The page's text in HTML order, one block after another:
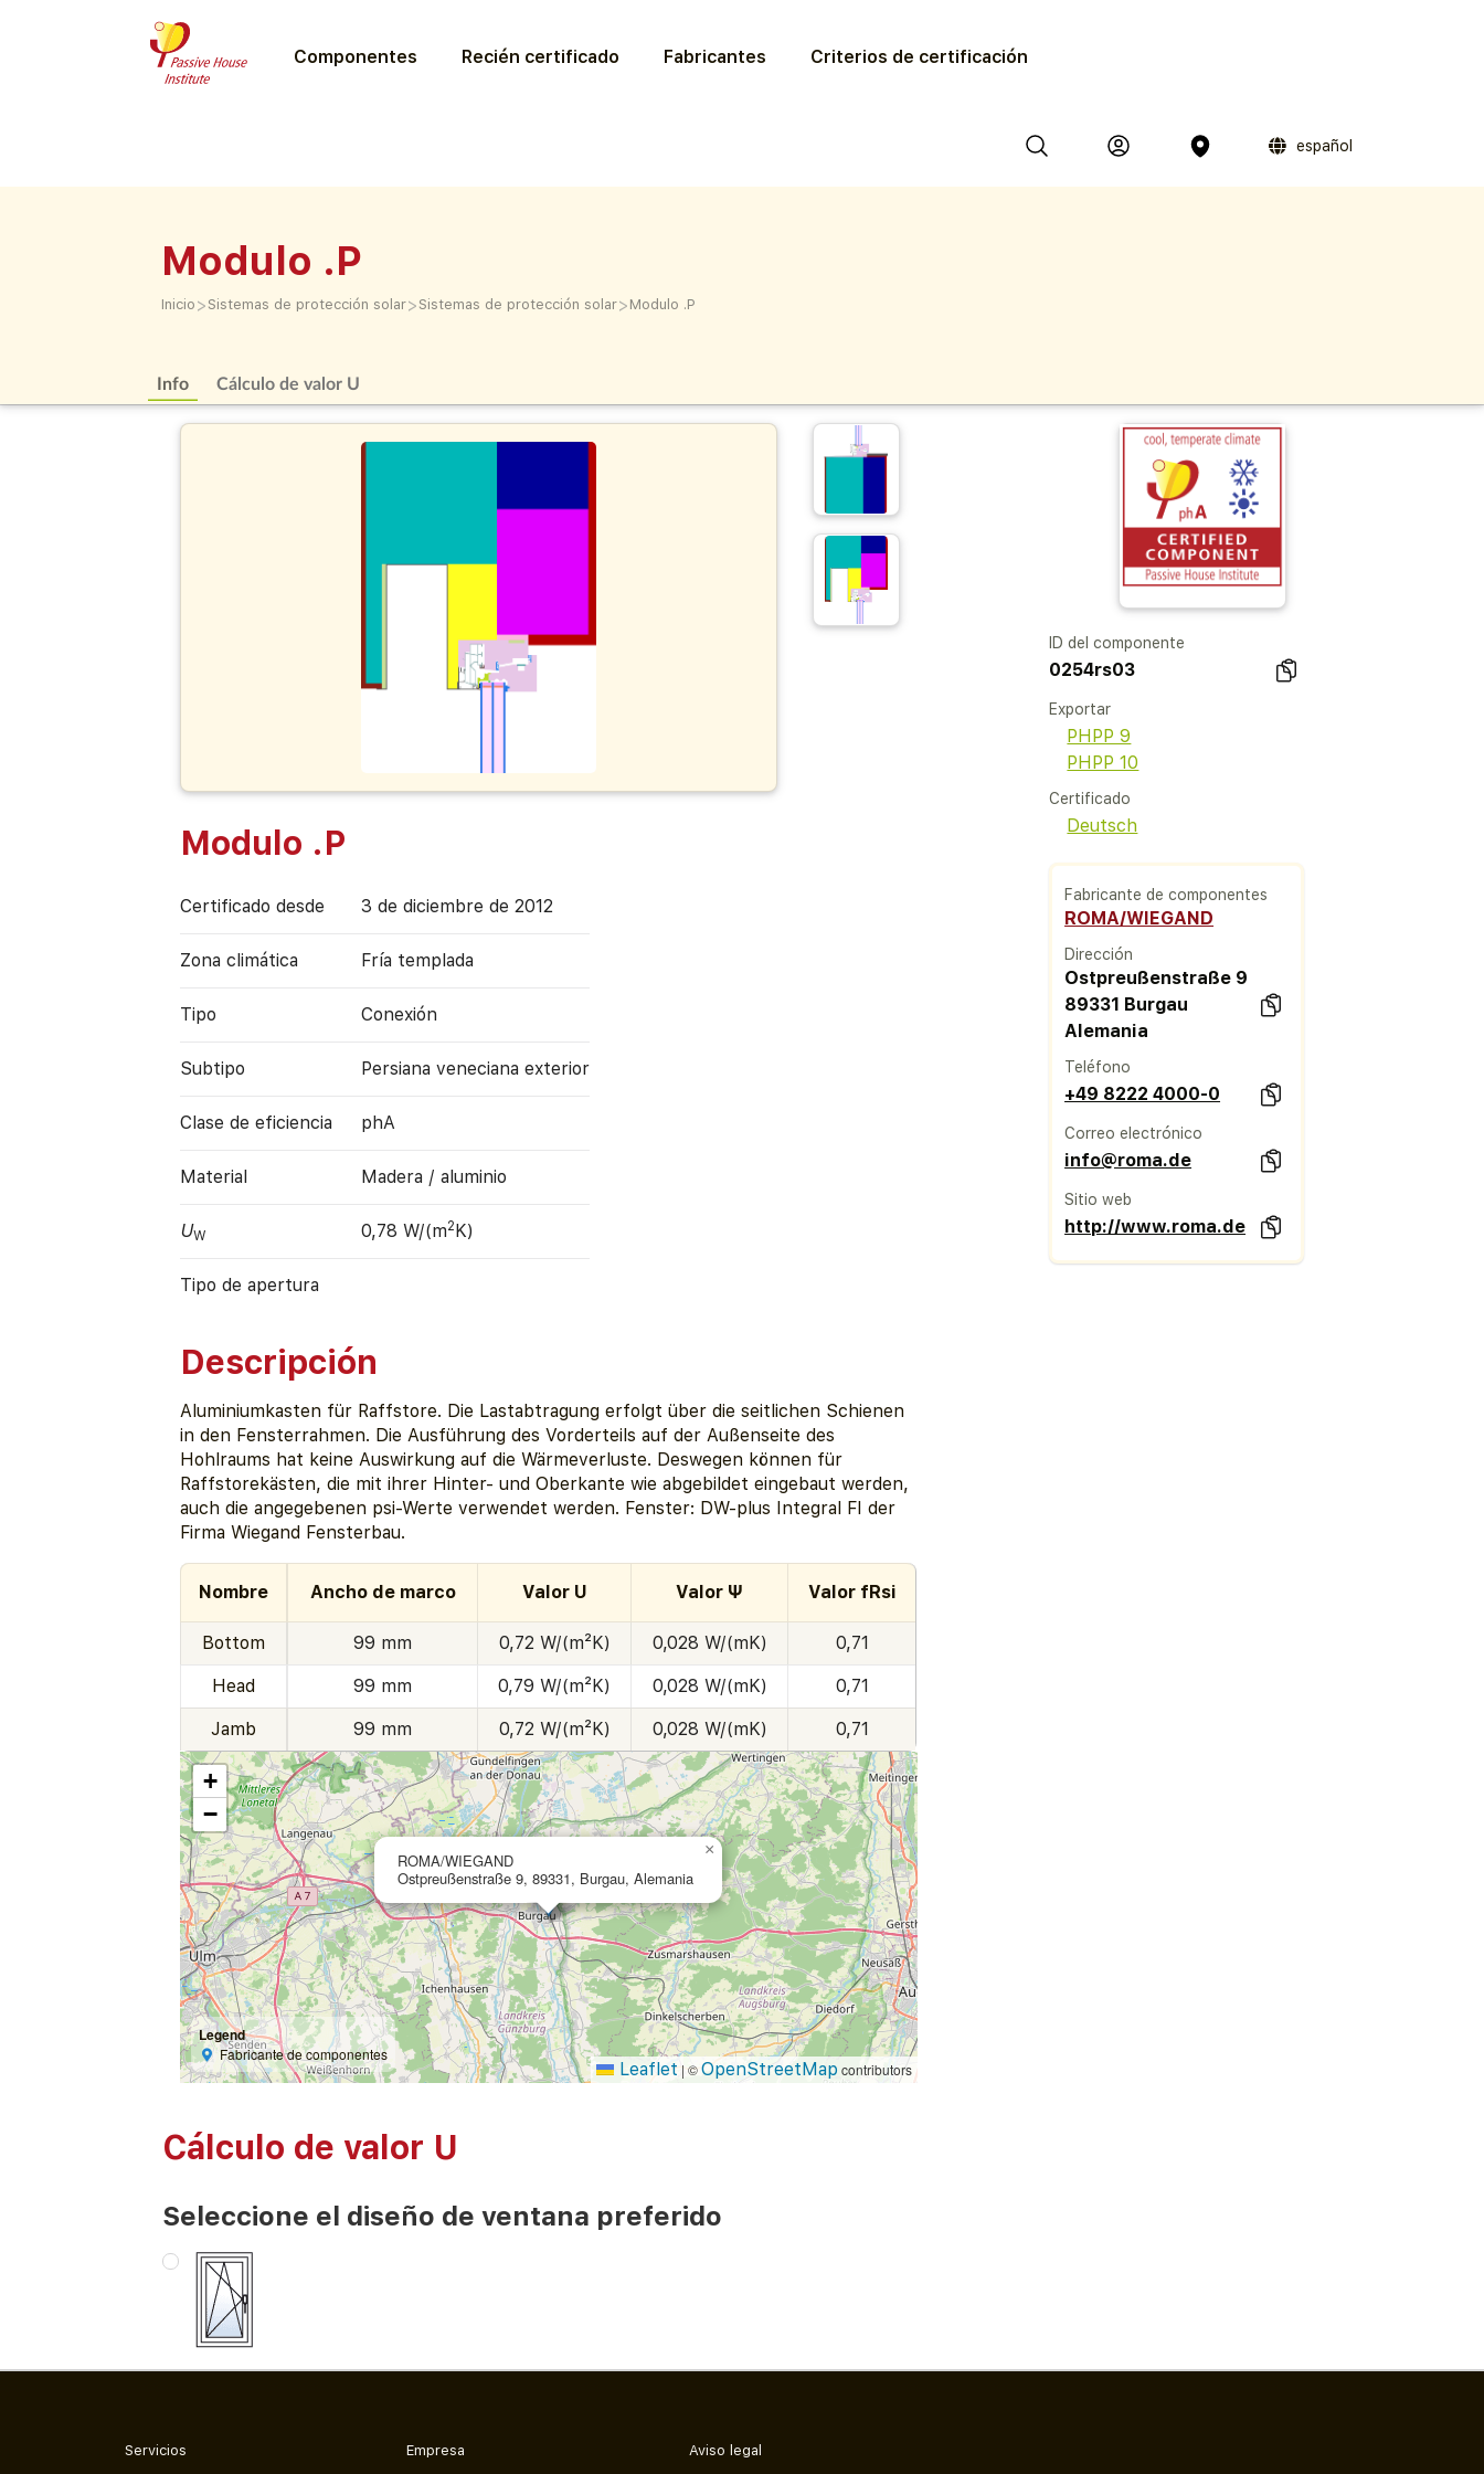
Componentes Recién certificado Fabricantes Criterios de certificación
español
Modulo .P
Inicio > Sistemas de protección solar> Sistemas de protección solar> Modulo .P
Info Cálculo de valor U
Modulo .P
Certificado desde 3 de diciembre de 2012
Zona climática Fría templada
Tipo Conexión
Subtipo Persiana veneciana exterior
Clase de eficiencia phA
Material Madera / aluminio
UW 0,78 W/(m2K)
Tipo de apertura
Descripción
Aluminiumkasten für Raffstore. Die Lastabtragung erfolgt über die seitlichen Schienen
in den Fensterrahmen. Die Ausführung des Vorderteils auf der Außenseite des
Hohlraums hat keine Auswirkung auf die Wärmeverluste. Deswegen können für
Raffstorekästen, die mit ihrer Hinter- und Oberkante wie abgebildet eingebaut werden,
auch die angegebenen psi-Werte verwendet werden. Fenster: DW-plus Integral FI der
Firma Wiegand Fensterbau.
Nombre Ancho de marco Valor U Valor Ψ Valor fRsi
Bottom 99 mm 0,72 W/(m²K) 0,028 W/(mK) 0,71
Head 99 mm 0,79 W/(m²K) 0,028 W/(mK) 0,71
Jamb 99 mm 0,72 W/(m²K) 0,028 W/(mK) 0,71
ROMA/WIEGAND
Ostpreußenstraße 9, 89331, Burgau, Alemania
×
+
−
Legend
Fabricante de componentes
Leaflet | ©OpenStreetMap contributors
ID del componente
0254rs03
Exportar
PHPP 9
PHPP 10
Certificado
Deutsch
Fabricante de componentes
ROMA/WIEGAND
Dirección
Ostpreußenstraße 9
89331 Burgau
Alemania
Teléfono
+49 8222 4000-0
Correo electrónico
info@roma.de
Sitio web
http://www.roma.de
Cálculo de valor U
Seleccione el diseño de ventana preferido
Servicios Empresa Aviso legal